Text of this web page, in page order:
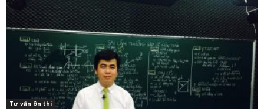
Tư vấn ôn thi